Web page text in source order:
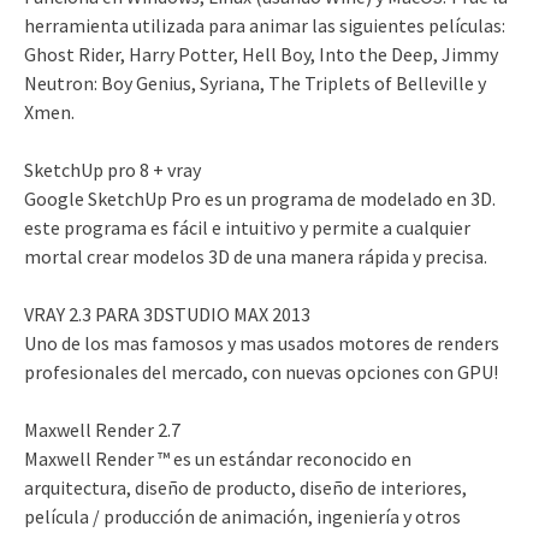
herramienta utilizada para animar las siguientes películas:
Ghost Rider, Harry Potter, Hell Boy, Into the Deep, Jimmy
Neutron: Boy Genius, Syriana, The Triplets of Belleville y
Xmen.
SketchUp pro 8 + vray
Google SketchUp Pro es un programa de modelado en 3D.
este programa es fácil e intuitivo y permite a cualquier
mortal crear modelos 3D de una manera rápida y precisa.
VRAY 2.3 PARA 3DSTUDIO MAX 2013
Uno de los mas famosos y mas usados motores de renders
profesionales del mercado, con nuevas opciones con GPU!
Maxwell Render 2.7
Maxwell Render ™ es un estándar reconocido en
arquitectura, diseño de producto, diseño de interiores,
película / producción de animación, ingeniería y otros